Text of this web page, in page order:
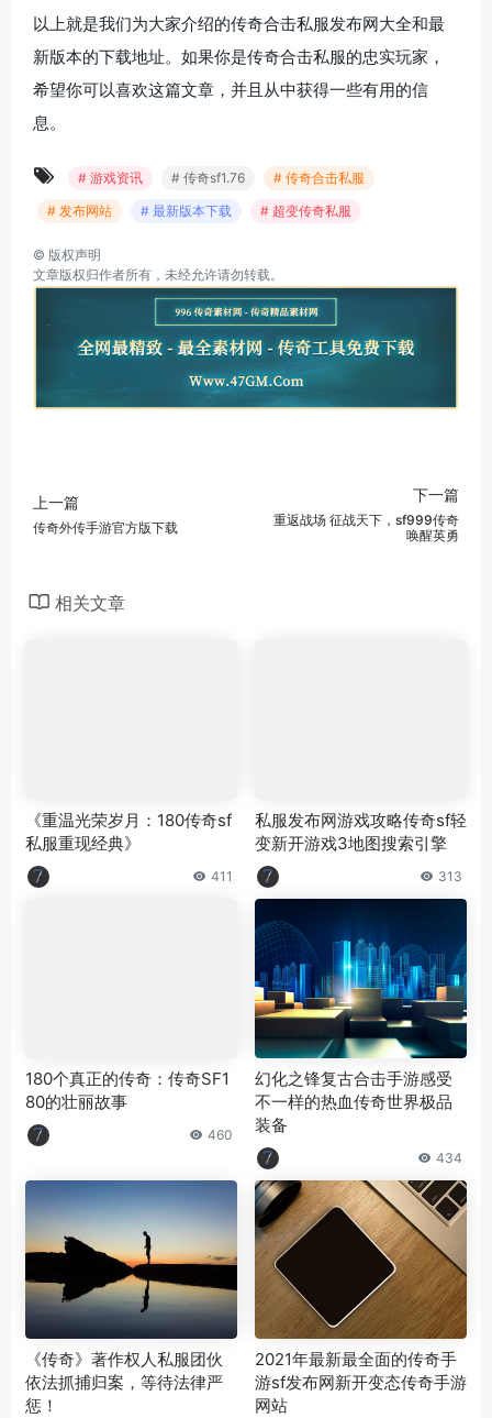
以上就是我们为大家介绍的传奇合击私服发布网大全和最
新版本的下载地址。如果你是传奇合击私服的忠实玩家，
希望你可以喜欢这篇文章，并且从中获得一些有用的信
息。
# 游戏资讯 # 传奇sf1.76
# 传奇合击私服
# 发布网站
# 最新版本下载 # 超变传奇私服
© 版权声明
文章版权归作者所有，未经允许请勿转载。
上一篇
传奇外传手游官方版下载
下一篇
重返战场 征战天下，sf999传奇
唤醒英勇
相关文章
《重温光荣岁月：180传奇sf
私服重现经典》
411
私服发布网游戏攻略传奇sf轻
变新开游戏3地图搜索引擎
313
180个真正的传奇：传奇SF1
80的壮丽故事
460
幻化之锋复古合击手游感受
不一样的热血传奇世界极品
装备
434
《传奇》著作权人私服团伙
依法抓捕归案，等待法律严
惩！
2021年最新最全面的传奇手
游sf发布网新开变态传奇手游
网站